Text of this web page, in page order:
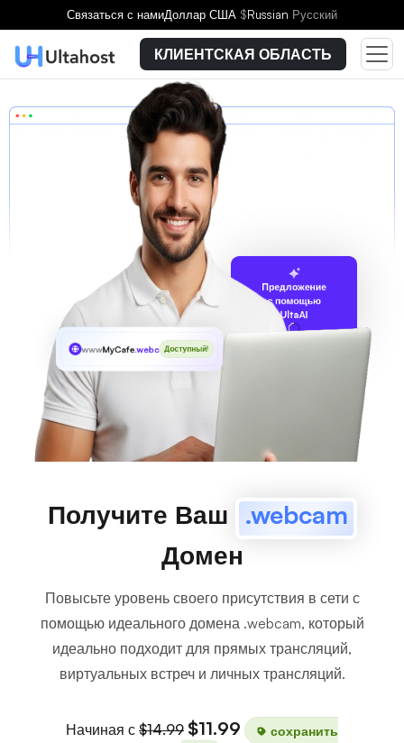
Связаться с намиДоллар США $Russian Русский
КЛИЕНТСКАЯ ОБЛАСТЬ
Предложение
с помощью
UltaAI
wwwMyCafe.webcamДоступный!
Получите Ваш .webcam
Домен
Повысьте уровень своего присутствия в сети с
помощью идеального домена .webcam, который
идеально подходит для прямых трансляций,
виртуальных встреч и личных трансляций.
Начиная с $14.99 $11.99
сохранить